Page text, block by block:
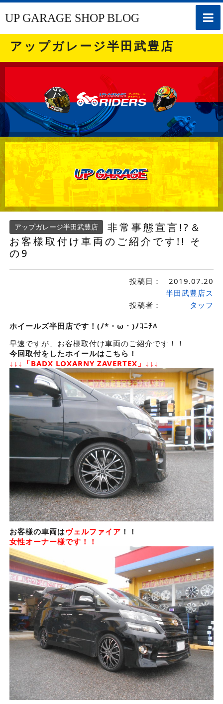
toggle
UP GARAGE SHOP BLOG
アップガレージ半田武豊店
アップガレージ半田武豊店
非常事態宣言!?＆
お客様取付け車両のご紹介です!! そ
の9
投稿日： 2019.07.20
投稿者：
半田武豊店ス
タッフ
ホイールズ半田店です！(ﾉ*・ω・)ﾉｺﾆﾁﾊ
早速ですが、お客様取付け車両のご紹介です！！
今回取付をしたホイールはこちら！
↓↓↓「BADX LOXARNY ZAVERTEX」↓↓↓
お客様の車両はヴェルファイア ！！
女性オーナー様です！！